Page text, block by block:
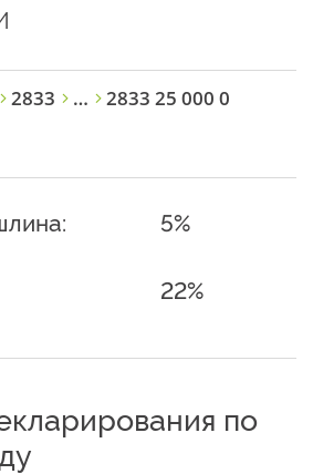
2833 … 2833 25 000 0
5%
22%
по